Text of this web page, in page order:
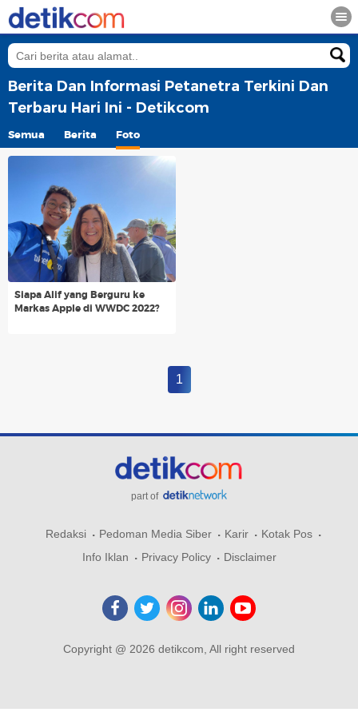
Berita Dan Informasi Petanetra Terkini Dan
Terbaru Hari Ini - Detikcom
Semua Berita Foto
Siapa Alif yang Berguru ke
Markas Apple di WWDC 2022?
1
part of
Redaksi Pedoman Media Siber Karir
Kotak Pos
Info Iklan
Privacy Policy Disclaimer
Copyright @ 2026 detikcom, All right reserved